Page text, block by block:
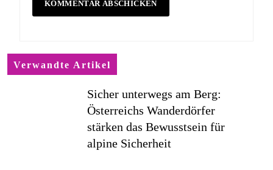
Verwandte Artikel
Sicher unterwegs am Berg:
Österreichs Wanderdörfer
stärken das Bewusstsein für
alpine Sicherheit